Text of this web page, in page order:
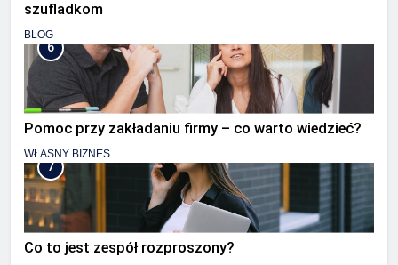
szufladkom
BLOG
6
Pomoc przy zakładaniu firmy – co warto wiedzieć?
WŁASNY BIZNES
7
Co to jest zespół rozproszony?